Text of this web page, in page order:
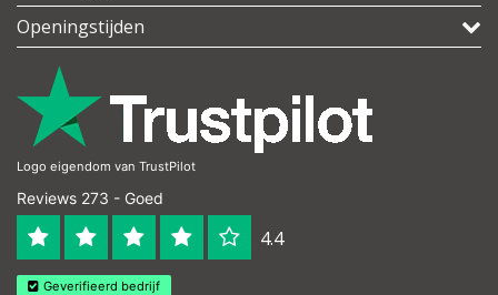
Openingstijden
Logo eigendom van TrustPilot
Reviews 273 - Goed
4.4
Geverifieerd bedrijf